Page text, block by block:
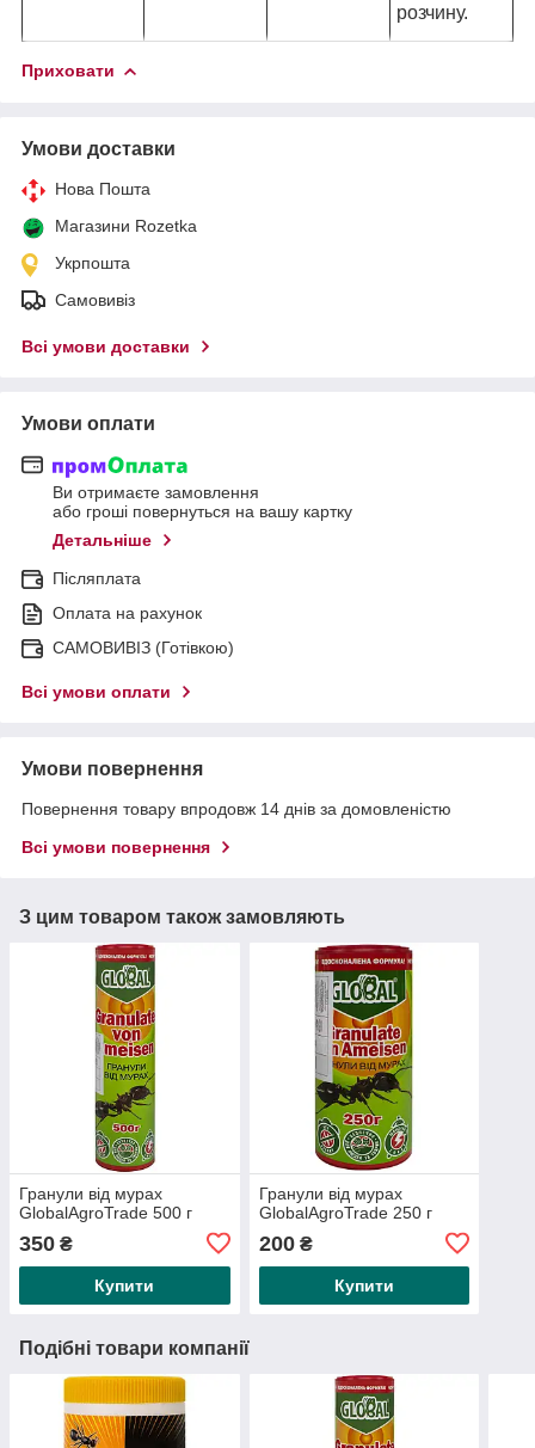
розчину.
Приховати
Умови доставки
Нова Пошта
Магазини Rozetka
Укрпошта
Самовивіз
Всі умови доставки
Умови оплати
Ви отримаєте замовлення
або гроші повернуться на вашу картку
Детальніше
Післяплата
Оплата на рахунок
САМОВИВІЗ (Готівкою)
Всі умови оплати
Умови повернення
Повернення товару впродовж 14 днів за домовленістю
Всі умови повернення
З цим товаром також замовляють
Гранули від мурах
GlobalAgroTrade 500 г
350 ₴
Купити
Гранули від мурах
GlobalAgroTrade 250 г
200₴
Купити
Подібні товари компанії